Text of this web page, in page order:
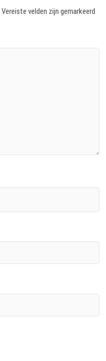
Vereiste velden zijn gemarkeerd